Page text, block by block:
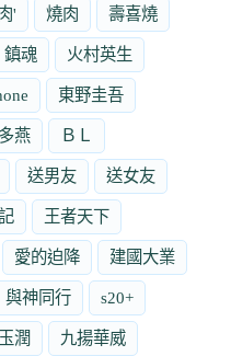
' 燒肉 壽喜燒
鎮魂 火村英生
東野圭吾
燕 ＢＬ
送男友 送女友
王者天下
愛的迫降 建國大業
與神同行 s20+
潤 九揚華威